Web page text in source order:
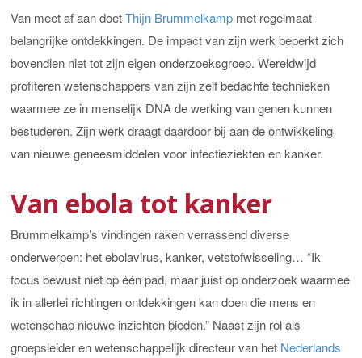
Van meet af aan doetThijn Brummelkamp met regelmaat
belangrijke ontdekkingen. De impact van zijn werk beperkt zich
bovendien niet tot zijn eigen onderzoeksgroep. Wereldwijd
profiteren wetenschappers van zijn zelf bedachte technieken
waarmee ze in menselijk DNA de werking van genen kunnen
bestuderen. Zijn werk draagt daardoor bij aan de ontwikkeling
van nieuwe geneesmiddelen voor infectieziekten en kanker.
Van ebola tot kanker
Brummelkamp’s vindingen raken verrassend diverse
onderwerpen: het ebolavirus, kanker, vetstofwisseling… “Ik
focus bewust niet op één pad, maar juist op onderzoek waarmee
ik in allerlei richtingen ontdekkingen kan doen die mens en
wetenschap nieuwe inzichten bieden.” Naast zijn rol als
groepsleider en wetenschappelijk directeur van het Nederlands